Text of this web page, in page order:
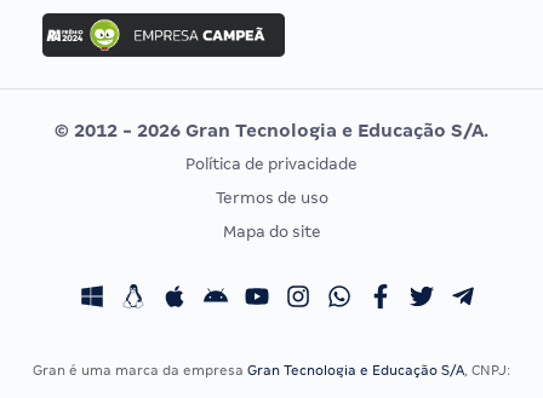
Concurso Ibama
Concurso MPU
Editais publicados
Vunesp
CONCURSOS POR PROFISSÃO
Concursos Fiscais
EXAME DE ORDEM
Calendário OAB
© 2012 - 2026 Gran Tecnologia e Educação S/A.
Política de privacidade
Termos de uso
Mapa do site
Gran é uma marca da empresa Gran Tecnologia e Educação S/A, CNPJ: